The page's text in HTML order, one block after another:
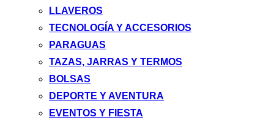
LLAVEROS
TECNOLOGÍA Y ACCESORIOS
PARAGUAS
TAZAS, JARRAS Y TERMOS
BOLSAS
DEPORTE Y AVENTURA
EVENTOS Y FIESTA